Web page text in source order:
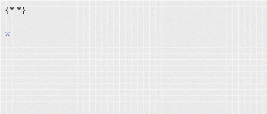
{* *}
×